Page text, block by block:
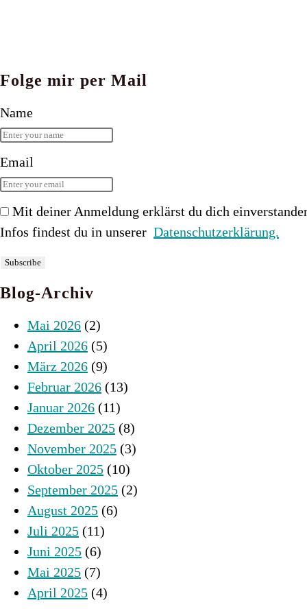
Folge mir per Mail
Name
Email
Mit deiner Anmeldung erklärst du dich
Infos findest du in unserer Datenschutzerklärung.
Blog-Archiv
Mai 2026 (2)
April 2026 (5)
März 2026 (9)
Februar 2026 (13)
Januar 2026 (11)
Dezember 2025 (8)
November 2025 (3)
Oktober 2025 (10)
September 2025 (2)
August 2025 (6)
Juli 2025 (11)
Juni 2025 (6)
Mai 2025 (7)
April 2025 (4)